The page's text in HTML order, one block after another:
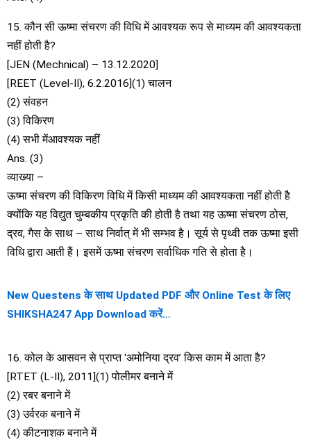
15. कौन सी ऊष्मा संचरण की विधि में आवश्यक रूप से माध्यम की आवश्यकता
नहीं होती है?
[JEN (Mechnical) – 13.12.2020]
[REET (Level-II), 6.2.2016](1) चालन
(2) संवहन
(3) विकिरण
(4) सभी मेंआवश्यक नहीं
Ans. (3)
व्याख्या –
ऊष्मा संचरण की विकिरण विधि में किसी माध्यम की आवश्यकता नहीं होती है
क्योंकि यह विद्युत चुम्बकीय प्रकृति की होती है तथा यह ऊष्मा संचरण ठोस,
द्रव, गैस के साथ – साथ निर्वात् में भी सम्भव है। सूर्य से पृथ्वी तक ऊष्मा इसी
विधि द्वारा आती हैं। इसमें ऊष्मा संचरण सर्वाधिक गति से होता है।
New Questens के साथ Updated PDF और Online Test के लिए
SHIKSHA247 App Download करें…
16. कोल के आसवन से प्राप्त ‘अमोनिया द्रव’ किस काम में आता है?
[RTET (L-II), 2011](1) पोलीमर बनाने में
(2) रबर बनाने में
(3) उर्वरक बनाने में
(4) कीटनाशक बनाने में